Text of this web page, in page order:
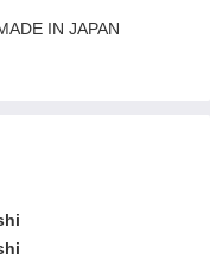
IN JAPAN